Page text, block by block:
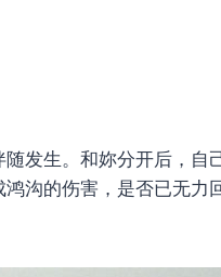
发生。和妳分开后，自
沟的伤害，是否已无力